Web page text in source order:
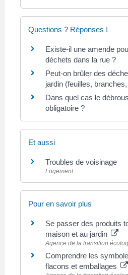
Questions ? Réponses !
Existe-il une amende
déchets dans la rue ?
Peut-on brûler des
jardin (feuilles,
Dans quel cas le
obligatoire ?
Et aussi
Troubles de voisinage
Logement
Pour en savoir plus
Se passer des produits
maison et au jardin
Agence de la transition
Comprendre les
flacons et emballages